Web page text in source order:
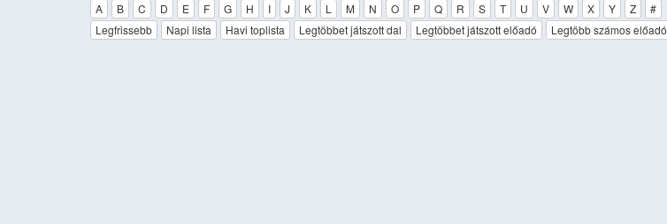
A
B C D E F G H I J K L M N O P Q R S T U V W X Y Z
#
Legfrissebb
Napi lista Havi toplista Legtöbbet játszott dal Legtöbbet játszott előadó Legtöbb számos előadó